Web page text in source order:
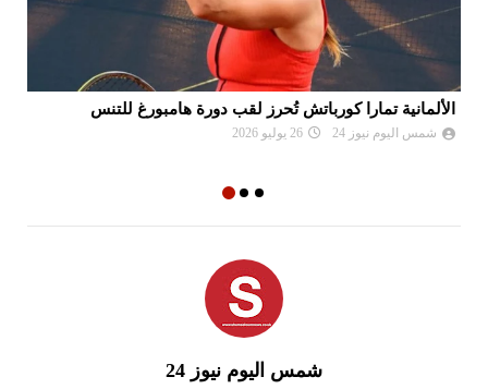
الألمانية تمارا كورباتش تُحرز لقب دورة هامبورغ للتنس
شمس اليوم نيوز 24 26 يوليو 2026
شمس اليوم نيوز 24